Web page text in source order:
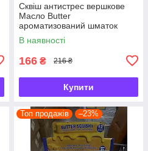
Сквіш антистрес вершкове
Масло Butter
ароматизований шматок
масла
В наявності
166 ₴ 216 ₴
Купити
Топ продажів –23%